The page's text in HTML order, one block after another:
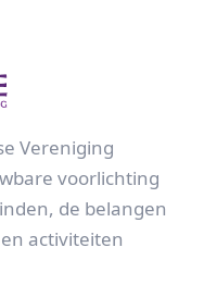
Vereniging
voorlichting
de belangen
activiteiten